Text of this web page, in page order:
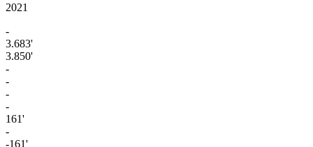
2021
-
3.683'
3.850'
-
-
-
-
161'
-
-161'